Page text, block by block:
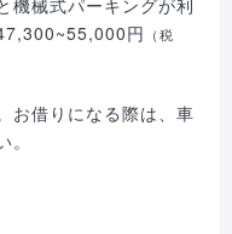
機械式パーキングが利
円 （税
お借りになる際は、車